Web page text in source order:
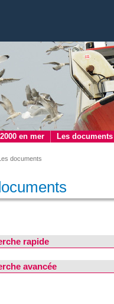
en mer Les documents
documents
rapide
avancée